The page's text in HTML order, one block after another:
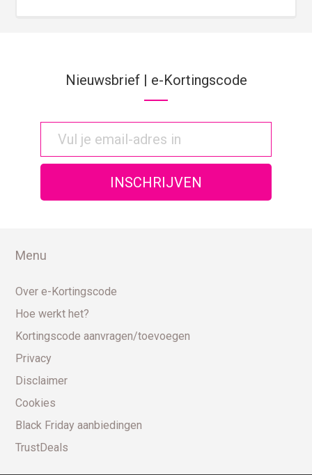
Nieuwsbrief | e-Kortingscode
Menu
Over e-Kortingscode
Hoe werkt het?
Kortingscode aanvragen/toevoegen
Privacy
Disclaimer
Cookies
Black Friday aanbiedingen
TrustDeals